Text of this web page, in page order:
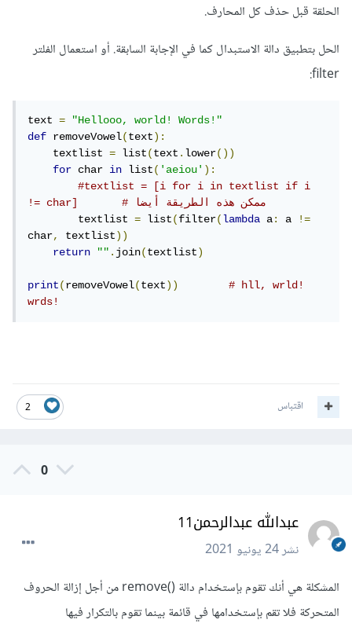
الحلقة قبل حذف كل المحارف.
الحل بتطبيق دالة الاستبدال كما في الإجابة السابقة. أو استعمال الفلتر
filter:
text =
"Hellooo, world! Words!"
def removeVowel(text):
    textlist
= list(text.lower())
for char in list('aeiou'):
#textlist = [i for i in textlist if i
!= char]       # ممكن هذه الطريقة أيضا
        textlist
= list(filter(lambda a: a !=
char, textlist))
return
"".join(textlist)
print(removeVowel(text))
# hll, wrld!
wrds!
2 اقتباس
0
عبدالله عبدالرحمن11
نشر24 يونيو 2021
المشكلة هي أنك تقوم بإستخدام دالة ()remove من أجل إزالة الحروف
المتحركة فلا تقم بإستخدامها في قائمة بينما تقوم بالتكرار فيها